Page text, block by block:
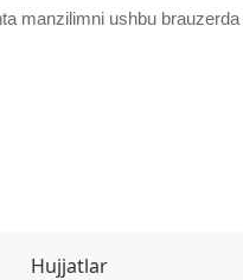
manzilimni ushbu brauzerda
Hujjatlar